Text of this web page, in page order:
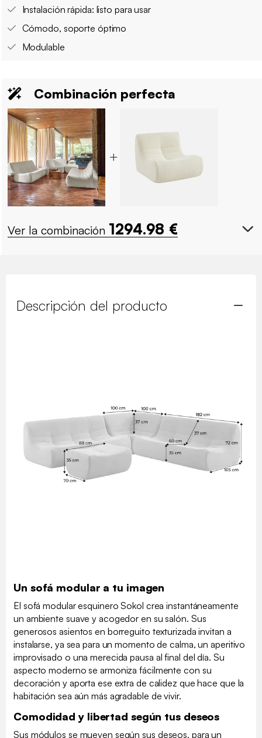
Instalación rápida: listo para usar
Cómodo, soporte óptimo
Modulable
Combinación perfecta
Ver la combinación 1294.98 €
Descripción del producto
Un sofá modular a tu imagen
El sofá modular esquinero Sokol crea instantáneamente
un ambiente suave y acogedor en su salón. Sus
generosos asientos en borreguito texturizada invitan a
instalarse, ya sea para un momento de calma, un aperitivo
improvisado o una merecida pausa al final del día. Su
aspecto moderno se armoniza fácilmente con su
decoración y aporta ese extra de calidez que hace que la
habitación sea aún más agradable de vivir.
Comodidad y libertad según tus deseos
Sus módulos se mueven según sus deseos, para un